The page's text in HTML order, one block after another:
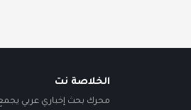
الخلاصة نت
محرك بحث إخباري عربي يجمع